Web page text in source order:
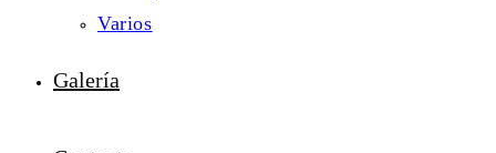
Varios
Galería